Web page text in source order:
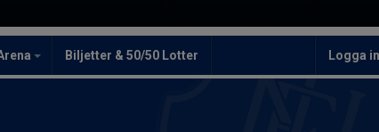
Biljetter & 50/50 Lotter Logga in